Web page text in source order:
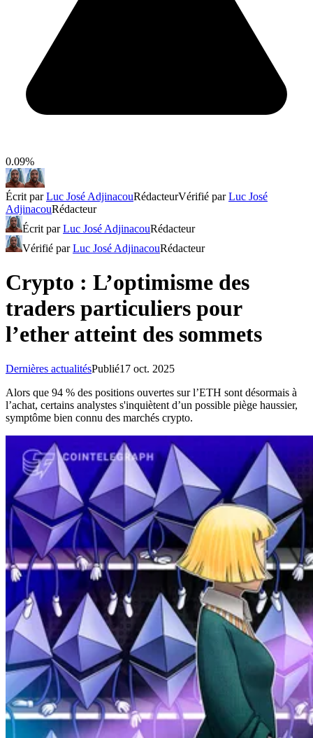
0.09%
Écrit parLuc José AdjinacouRédacteurVérifié parLuc José
AdjinacouRédacteur
Écrit parLuc José AdjinacouRédacteur
Vérifié parLuc José AdjinacouRédacteur
Crypto : L’optimisme des
traders particuliers pour
l’ether atteint des sommets
Dernières actualitésPublié17 oct. 2025
Alors que 94 % des positions ouvertes sur l’ETH sont désormais à
l’achat, certains analystes s'inquiètent d’un possible piège haussier,
symptôme bien connu des marchés crypto.